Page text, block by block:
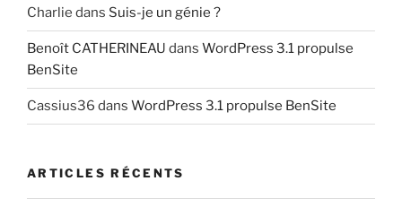
Charlie dans Suis-je un génie ?
Benoît CATHERINEAU dans WordPress 3.1 propulse
BenSite
Cassius36 dans WordPress 3.1 propulse BenSite
ARTICLES RÉCENTS